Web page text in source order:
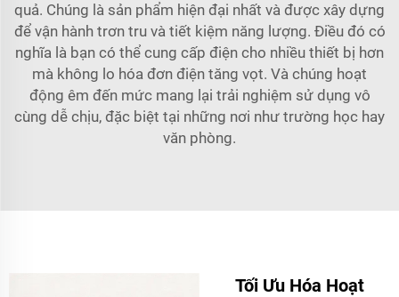
quả. Chúng là sản phẩm hiện đại nhất và được xây dựng
để vận hành trơn tru và tiết kiệm năng lượng. Điều đó có
nghĩa là bạn có thể cung cấp điện cho nhiều thiết bị hơn
mà không lo hóa đơn điện tăng vọt. Và chúng hoạt
động êm đến mức mang lại trải nghiệm sử dụng vô
cùng dễ chịu, đặc biệt tại những nơi như trường học hay
văn phòng.
Tối Ưu Hóa Hoạt